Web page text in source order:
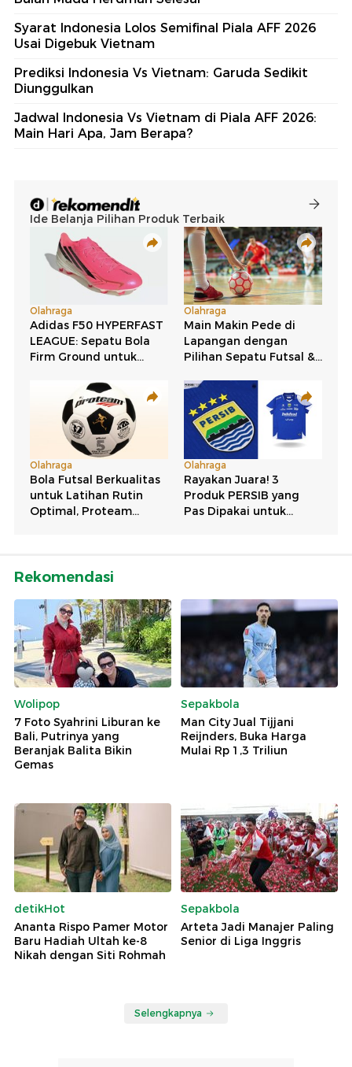
Syarat Indonesia Lolos Semifinal Piala AFF 2026
Usai Digebuk Vietnam
Prediksi Indonesia Vs Vietnam: Garuda Sedikit
Diunggulkan
Jadwal Indonesia Vs Vietnam di Piala AFF 2026:
Main Hari Apa, Jam Berapa?
Rekomendasi
Wolipop
7 Foto Syahrini Liburan ke
Bali, Putrinya yang
Beranjak Balita Bikin
Gemas
Sepakbola
Man City Jual Tijjani
Reijnders, Buka Harga
Mulai Rp 1,3 Triliun
detikHot
Ananta Rispo Pamer Motor
Baru Hadiah Ultah ke-8
Nikah dengan Siti Rohmah
Sepakbola
Arteta Jadi Manajer Paling
Senior di Liga Inggris
Selengkapnya